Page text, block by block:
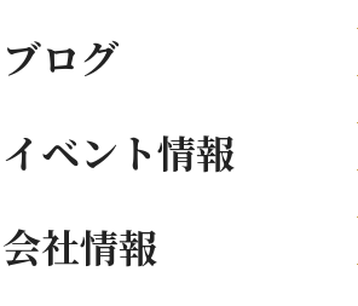
ブログ
イベント情報
会社情報